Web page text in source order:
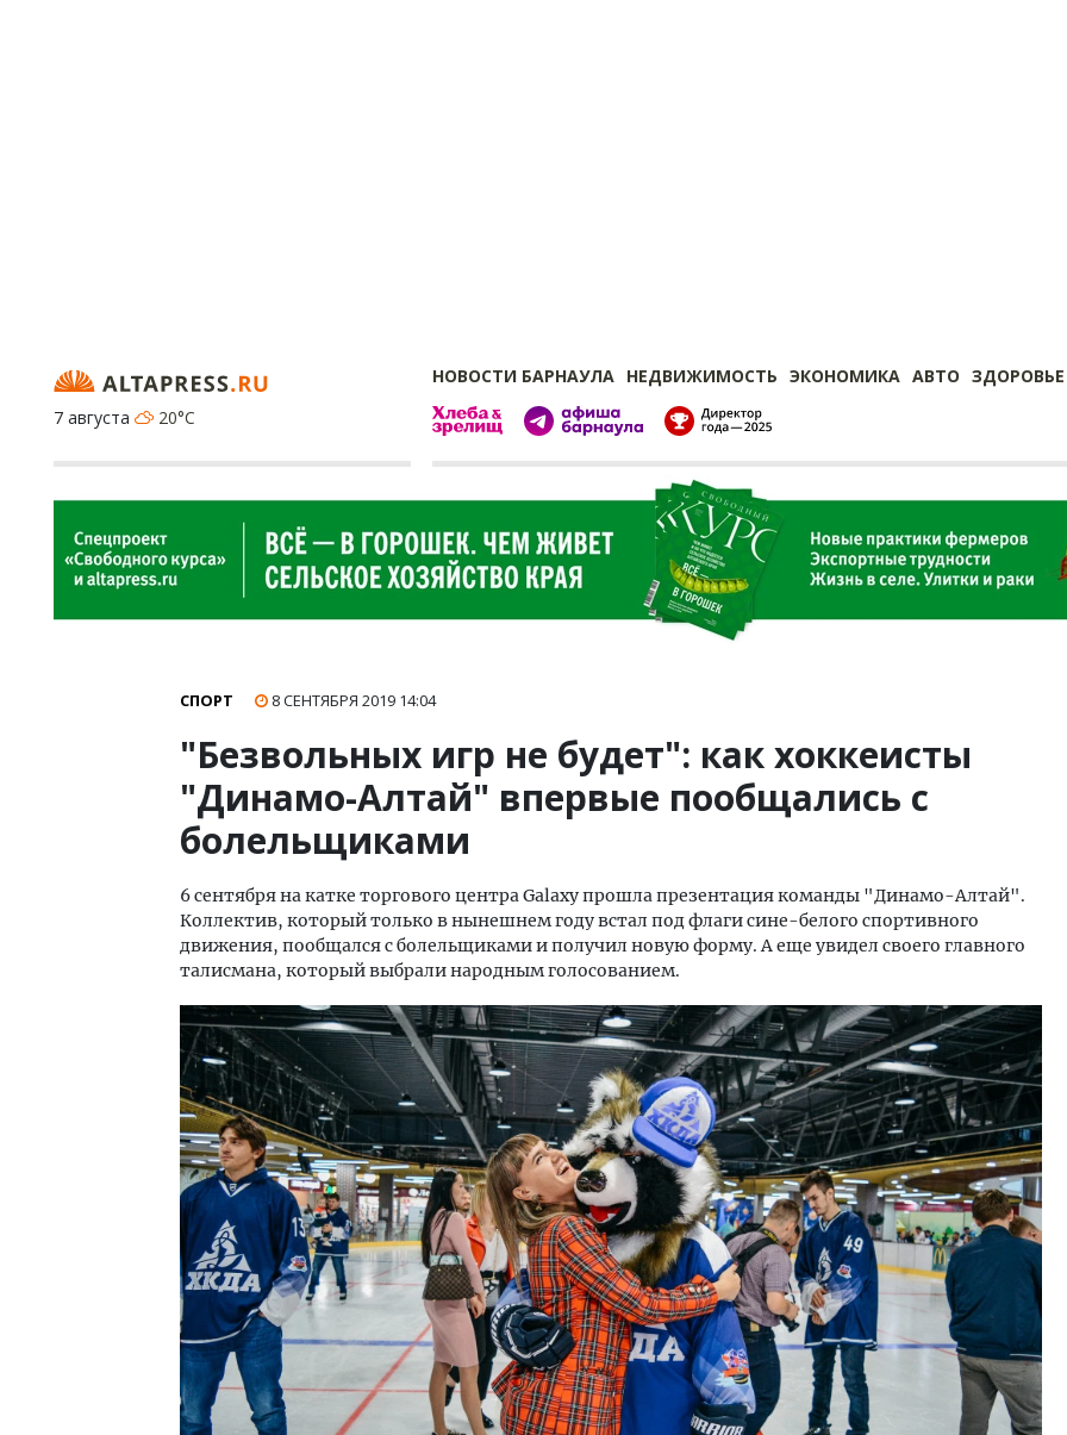
НОВОСТИ БАРНАУЛА НЕДВИЖИМОСТЬ ЭКОНОМИКА АВТО ЗДОРОВЬЕ
7 августа
20°C
СПОРТ 8 СЕНТЯБРЯ 2019 14:04
"Безвольных игр не будет": как хоккеисты
"Динамо-Алтай" впервые пообщались с
болельщиками
6 сентября на катке торгового центра Galaxy прошла презентация команды "Динамо-Алтай".
Коллектив, который только в нынешнем году встал под флаги сине-белого спортивного
движения, пообщался с болельщиками и получил новую форму. А еще увидел своего главного
талисмана, который выбрали народным голосованием.
Двухуровневые номера и вид на горы.
Каким будет новый бутик-отель
«Белкур» в Белокурихе
ДОМА И КВАРТИРЫ
Смелость архитектурных идей.
Генеральный директор компании
ЗИАС — об эстетике городов,
трендах в фасадах и развитии рынка
СТРОИТЕЛЬСТВО
Архитектурный код
земли. Мощение
плитами становится
стандартом
СТРОИТЕЛЬСТВО